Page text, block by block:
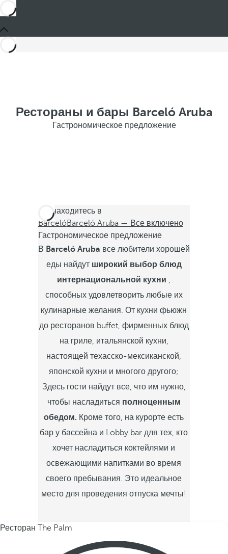
Рестораны и бары Barceló Aruba
Гастрономическое предложение
Вы находитесь в
BarcelóBarceló Aruba — Все включено
Гастрономическое предложение
В Barceló Aruba все любители хорошей
еды найдут широкий выбор блюд
интернациональной кухни ,
способных удовлетворить любые их
кулинарные желания. От кухни фьюжн
до ресторанов buffet, фирменных блюд
на гриле, итальянской кухни,
настоящей техасско-мексиканской,
японской кухни и многого другого;
Здесь гости найдут все, что им нужно,
чтобы насладиться полноценным
обедом. Кроме того, на курорте есть
бар у бассейна и Lobby bar для тех, кто
хочет насладиться коктейлями и
освежающими напитками во время
своего пребывания. Это идеальное
место для проведения отпуска мечты!
Ресторан The Palm